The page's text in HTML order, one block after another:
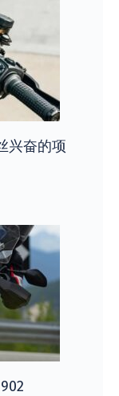
兴奋的项